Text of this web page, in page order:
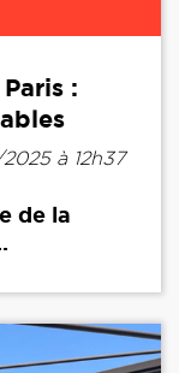
:
à 12h37
de la